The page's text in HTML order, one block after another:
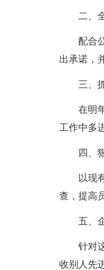
二、
配合
出承诺，
三、
在明
工作中多
四、
以现
查，提高
五、
针对
收别人先